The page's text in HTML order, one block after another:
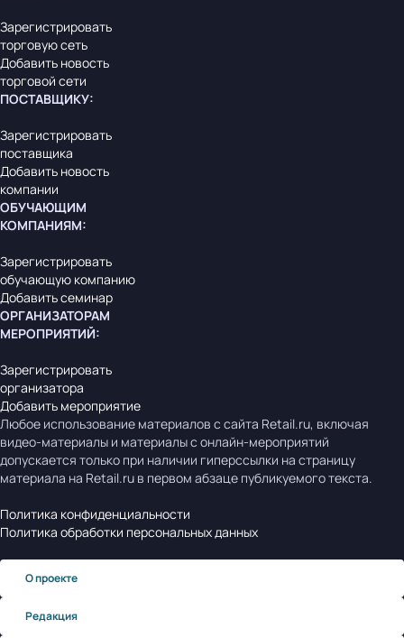
Зарегистрировать
торговую сеть
Добавить новость
торговой сети
ПОСТАВЩИКУ:
Зарегистрировать
поставщика
Добавить новость
компании
ОБУЧАЮЩИМ
КОМПАНИЯМ:
Зарегистрировать
обучающую компанию
Добавить семинар
ОРГАНИЗАТОРАМ
МЕРОПРИЯТИЙ:
Зарегистрировать
организатора
Добавить мероприятие
Любое использование материалов с сайта Retail.ru, включая
видео-материалы и материалы с онлайн-мероприятий
допускается только при наличии гиперссылки на страницу
материала на Retail.ru в первом абзаце публикуемого текста.
Политика конфиденциальности
Политика обработки персональных данных
О проекте
Редакция